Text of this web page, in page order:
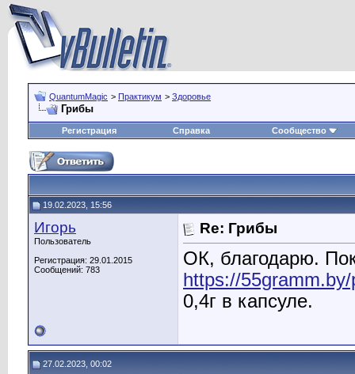
QuantumMagic > Практикум > Здоровье
Грибы
Регистрация Справка Сообщество
19.02.2023, 15:56
Игорь
Пользователь
Регистрация: 29.01.2015
Сообщений: 783
Re: Грибы
ОК, благодарю.
https://
0,4г в капсуле.
27.02.2023, 00:02